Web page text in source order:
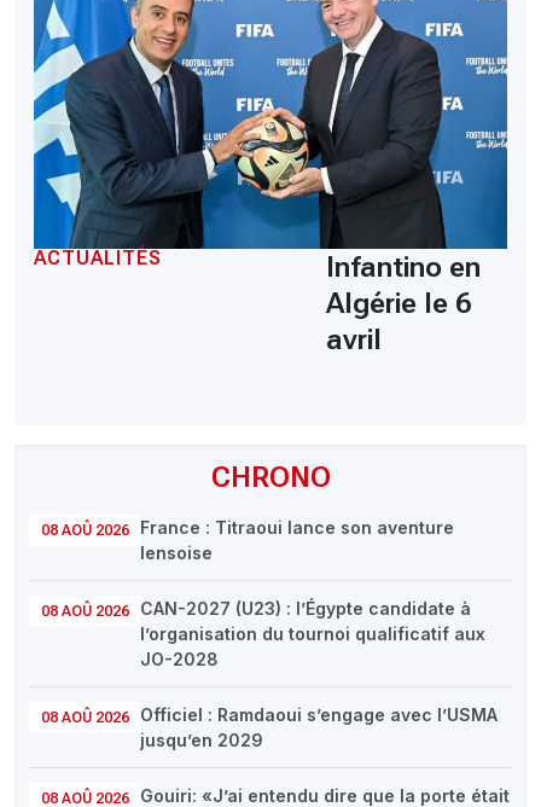
CHRONO
08 AOÛ 2026
France : Titraoui lance son aventure
lensoise
08 AOÛ 2026
CAN-2027 (U23) : l’Égypte candidate à
l’organisation du tournoi qualificatif aux
JO-2028
08 AOÛ 2026
Officiel : Ramdaoui s’engage avec l’USMA
jusqu’en 2029
08 AOÛ 2026 Gouiri: «J’ai entendu dire que la porte était
ACTUALITÉS
Infantino en
Algérie le 6
avril